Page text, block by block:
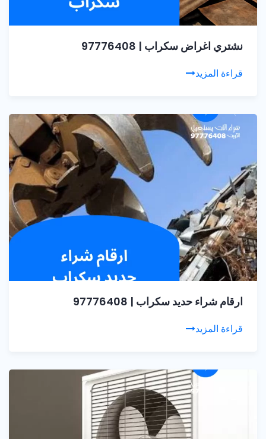
نشتري اغراض سكراب | 97776408
قراءة المزيد
ارقام شراء حديد سكراب | 97776408
قراءة المزيد